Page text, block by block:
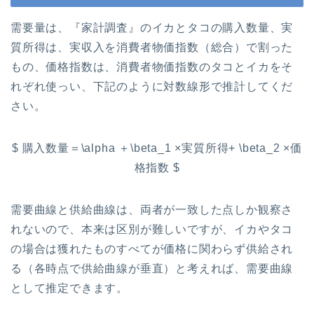
需要量は、『家計調査』のイカとタコの購入数量、実
質所得は、実収入を消費者物価指数（総合）で割った
もの、価格指数は、消費者物価指数のタコとイカをそ
れぞれ使っい、下記のように対数線形で推計してくだ
さい。
$ 購入数量＝\alpha ＋\beta_1 ×実質所得+ \beta_2 ×価
格指数 $
需要曲線と供給曲線は、両者が一致した点しか観察さ
れないので、本来は区別が難しいですが、イカやタコ
の場合は獲れたものすべてが価格に関わらず供給され
る（各時点で供給曲線が垂直）と考えれば、需要曲線
として推定できます。